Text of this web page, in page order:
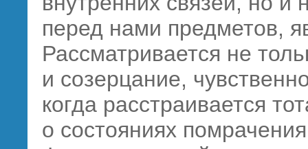
перед нами предметов,
Рассматривается не
и созерцание,
когда расстраивается
о состояниях